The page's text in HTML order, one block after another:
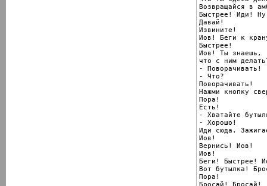
Возвращайся в
Быстрее! Иди!
Давай!
Извините!
Иов! Беги к
Быстрее!
Иов! Ты знаешь,
что с ним
- Поворачивать!
- Что?
Поворачивать!
Нажми кнопку
Пора!
Есть!
- Хватайте
- Хорошо!
Иди сюда.
Иов!
Вернись! Иов!
Иов!
Беги! Быстрее!
Вот бутылка!
Пора!
Бросай! Бросай!